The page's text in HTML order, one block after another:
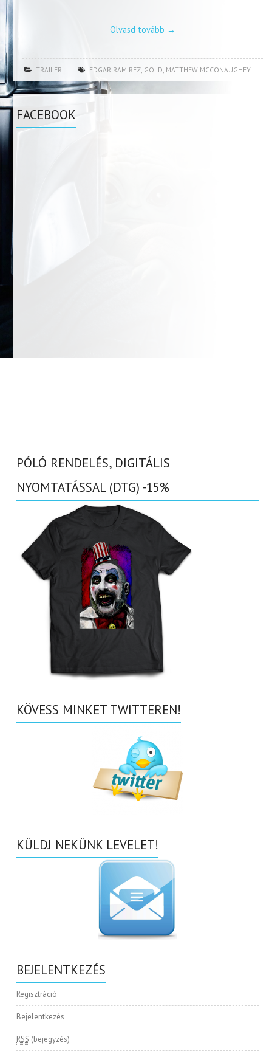
Olvasd tovább →
TRAILER EDGAR RAMIREZ GOLD MATTHEW MCCONAUGHEY
FACEBOOK
PÓLÓ RENDELÉS, DIGITÁLIS
NYOMTATÁSSAL (DTG) -15%
KÖVESS MINKET TWITTEREN!
KÜLDJ NEKÜNK LEVELET!
BEJELENTKEZÉS
Regisztráció
Bejelentkezés
RSS (bejegyzés)